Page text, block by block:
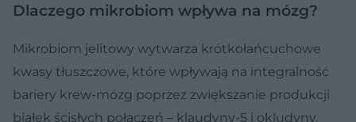
Dlaczego mikrobiom wpływa na mózg?
Mikrobiom jelitowy wytwarza krótkołańcuchowe
kwasy tłuszczowe, które wpływają na integralność
bariery krew-mózg poprzez zwiększanie produkcji
białek ścisłych połączeń – klaudyny-5 i okludyny.